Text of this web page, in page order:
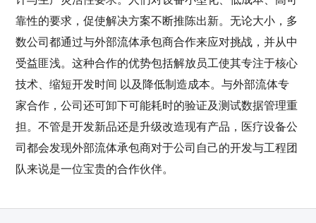
靠性的要求，促使解决方案不断推陈出新。无论大小，多
数公司都通过与外部流体承包商合作来应对挑战，并从中
受益匪浅。这种合作的优势包括解放员工使其专注于核心
技术、缩短开发时间 以及降低制造成本。与外部流体专
家合作，公司还可卸下可能耗时的验证及测试数据管理重
担。不管是开发新品还是升级改造现有产品，医疗设备公
司都会发现外部流体承包商对于公司自己的开发与工程团
队来说是一位宝贵的合作伙伴。